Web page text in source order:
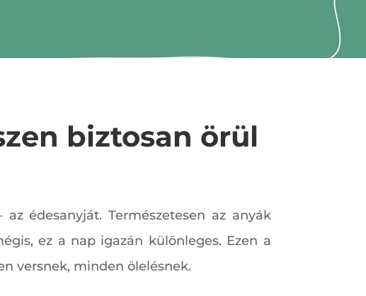
biztosan örül
édesanyját. Természetesen az anyák
ez a nap igazán különleges. Ezen a
versnek, minden ölelésnek.